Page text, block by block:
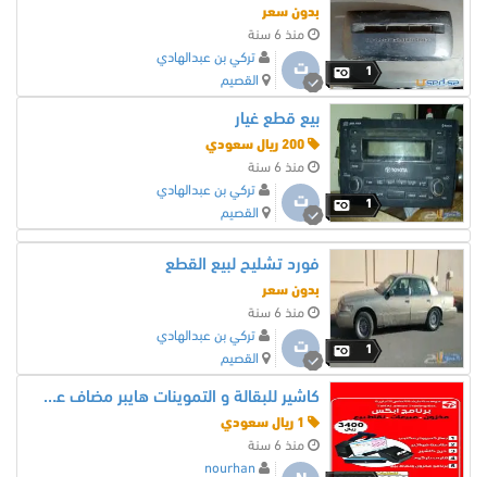
1
بدون سعر
منذ 6 سنة
ت
تركي بن عبدالهادي
القصيم
1
بيع قطع غيار
منذ 6 سنة
ت
تركي بن عبدالهادي
القصيم
1
فورد تشليح لبيع القطع
بدون سعر
منذ 6 سنة
ت
تركي بن عبدالهادي
القصيم
كاشير للبقالة و التموينات هايبر مضاف علية كل الاصناف
منذ 6 سنة
nourhan